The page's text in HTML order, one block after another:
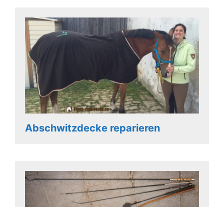
Abschwitzdecke reparieren